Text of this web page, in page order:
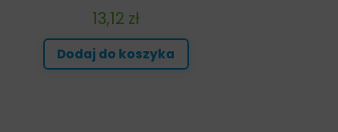
13,12 zł
Dodaj do koszyka